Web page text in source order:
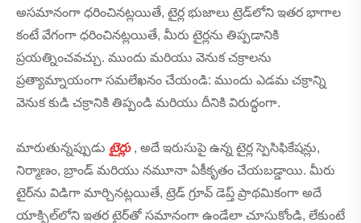
అసమానంగా ధరించినట్లయితే, టైర్ల భుజాలు ట్రెడ్‌లోని ఇతర భాగాల
కంటే వేగంగా ధరించినట్లయితే, మీరు టైర్లను తిప్పడానికి
ప్రయత్నించవచ్చు. ముందు మరియు వెనుక చక్రాలను
ప్రత్యామ్నాయంగా సమలేఖనం చేయండి: ముందు ఎడమ చక్రాన్ని
వెనుక కుడి చక్రానికి తిప్పండి మరియు దీనికి విరుద్ధంగా.
మారుతున్నప్పుడు టైర్లు , అదే ఇరుసుపై ఉన్న టైర్ల స్పెసిఫికేషన్లు,
నిర్మాణం, బ్రాండ్ మరియు నమూనా ఏకీకృతం చేయబడ్డాయి. మీరు
టైర్‌ను విడిగా మార్చినట్లయితే, ట్రెడ్ గ్రూవ్ డెప్త్ ప్రాథమికంగా అదే
యాక్సిల్‌లోని ఇతర టైర్‌తో సమానంగా ఉండేలా చూసుకోండి, లేకుంటే